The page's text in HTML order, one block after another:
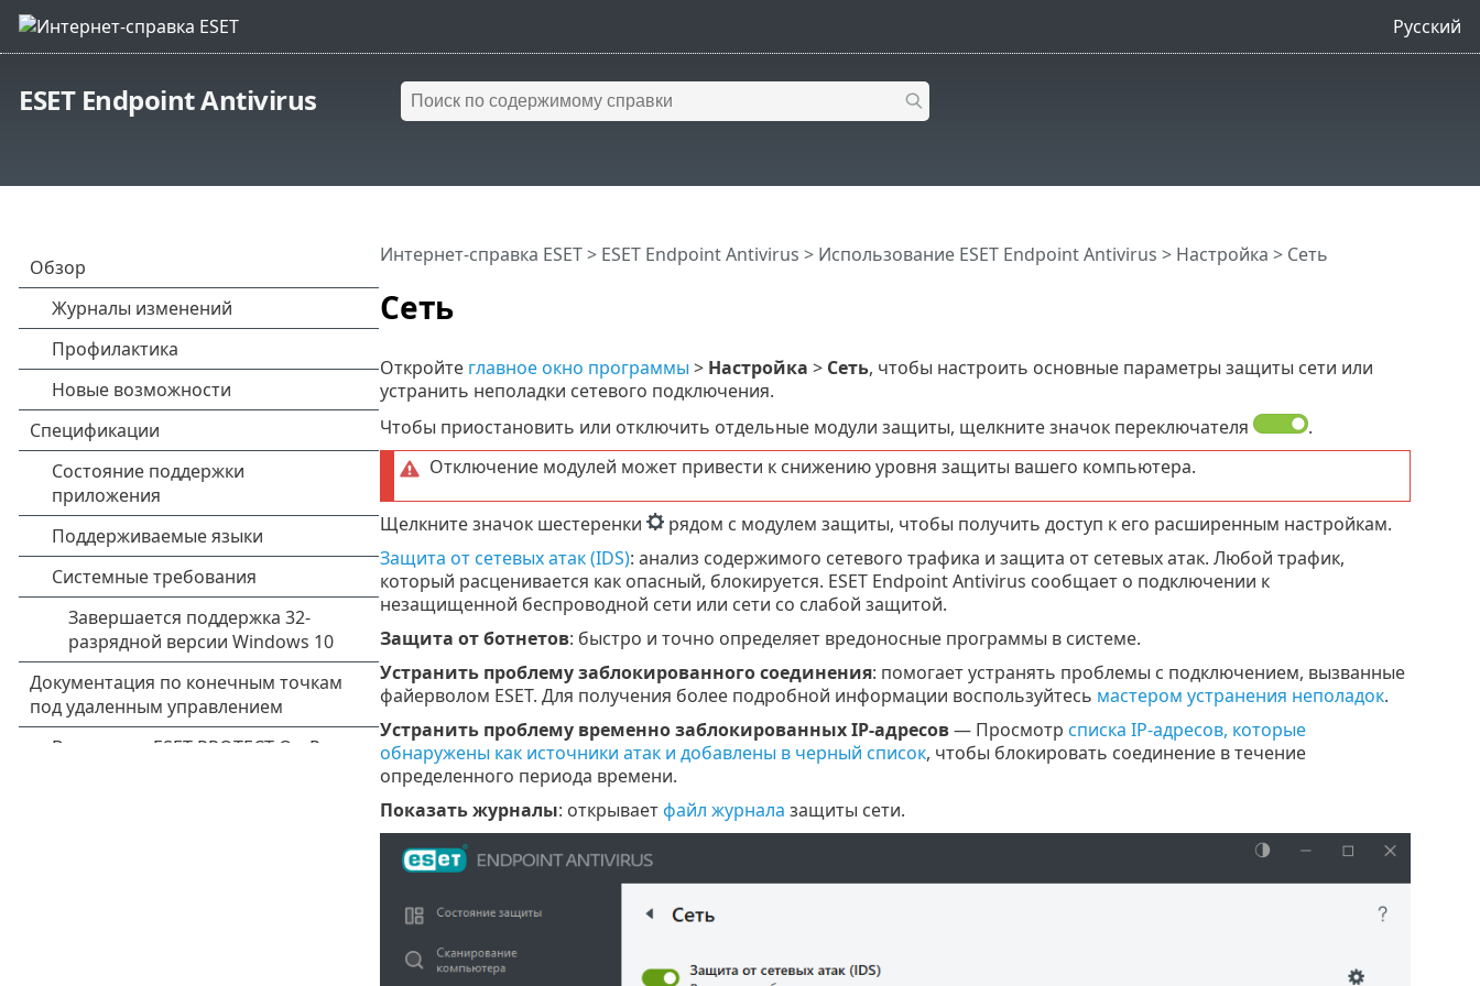
Русский
ESET Endpoint Antivirus
Сеть
Интернет-справка ESET> ESET Endpoint Antivirus > Использование ESET Endpoint Antivirus > Настройка > Сеть
Откройте главное окно программы > Настройка > Сеть, чтобы настроить основные параметры защиты сети или
устранить неполадки сетевого подключения.
Чтобы приостановить или отключить отдельные модули защиты, щелкните значок переключателя
.
Отключение модулей может привести к снижению уровня защиты вашего компьютера.
Щелкните значок шестеренки
рядом с модулем защиты, чтобы получить доступ к его расширенным настройкам.
Защита от сетевых атак (IDS): анализ содержимого сетевого трафика и защита от сетевых атак. Любой трафик,
который расценивается как опасный, блокируется. ESET Endpoint Antivirus сообщает о подключении к
незащищенной беспроводной сети или сети со слабой защитой.
Защита от ботнетов: быстро и точно определяет вредоносные программы в системе.
Устранить проблему заблокированного соединения: помогает устранять проблемы с подключением, вызванные
файерволом ESET. Для получения более подробной информации воспользуйтесь мастером устранения неполадок.
Устранить проблему временно заблокированных IP-адресов— Просмотр списка IP-адресов, которые
обнаружены как источники атак и добавлены в черный список, чтобы блокировать соединение в течение
определенного периода времени.
Показать журналы: открываетфайл журнала защиты сети.